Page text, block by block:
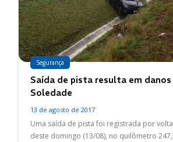
Segurança
Saída de pista resulta em
Soledade
13 de agosto de 2017
Uma saída de pista foi registrada por
deste domingo (13/08), no quilômetro